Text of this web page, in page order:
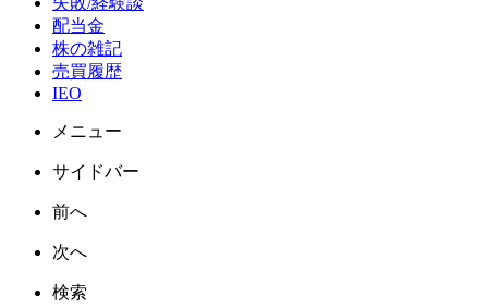
配当金
株の雑記
売買履歴
IEO
メニュー
サイドバー
前へ
次へ
検索